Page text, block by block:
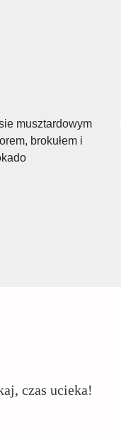
musztardowym
brokułem i
czas ucieka!